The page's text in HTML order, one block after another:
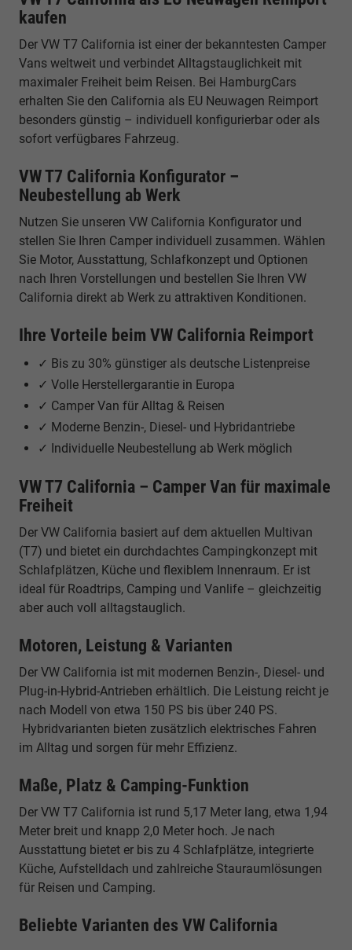
kaufen
Der VW T7 California ist einer der bekanntesten Camper
Vans weltweit und verbindet Alltagstauglichkeit mit
maximaler Freiheit beim Reisen. Bei HamburgCars
erhalten Sie den California als EU Neuwagen Reimport
besonders günstig – individuell konfigurierbar oder als
sofort verfügbares Fahrzeug.
VW T7 California Konfigurator –
Neubestellung ab Werk
Nutzen Sie unseren VW California Konfigurator und
stellen Sie Ihren Camper individuell zusammen. Wählen
Sie Motor, Ausstattung, Schlafkonzept und Optionen
nach Ihren Vorstellungen und bestellen Sie Ihren VW
California direkt ab Werk zu attraktiven Konditionen.
Ihre Vorteile beim VW California Reimport
✓ Bis zu 30% günstiger als deutsche Listenpreise
✓ Volle Herstellergarantie in Europa
✓ Camper Van für Alltag & Reisen
✓ Moderne Benzin-, Diesel- und Hybridantriebe
✓ Individuelle Neubestellung ab Werk möglich
VW T7 California – Camper Van für maximale
Freiheit
Der VW California basiert auf dem aktuellen Multivan
(T7) und bietet ein durchdachtes Campingkonzept mit
Schlafplätzen, Küche und flexiblem Innenraum. Er ist
ideal für Roadtrips, Camping und Vanlife – gleichzeitig
aber auch voll alltagstauglich.
Motoren, Leistung & Varianten
Der VW California ist mit modernen Benzin-, Diesel- und
Plug-in-Hybrid-Antrieben erhältlich. Die Leistung reicht je
nach Modell von etwa 150 PS bis über 240 PS.
Hybridvarianten bieten zusätzlich elektrisches Fahren
im Alltag und sorgen für mehr Effizienz.
Maße, Platz & Camping-Funktion
Der VW T7 California ist rund 5,17 Meter lang, etwa 1,94
Meter breit und knapp 2,0 Meter hoch. Je nach
Ausstattung bietet er bis zu 4 Schlafplätze, integrierte
Küche, Aufstelldach und zahlreiche Stauraumlösungen
für Reisen und Camping.
Beliebte Varianten des VW California